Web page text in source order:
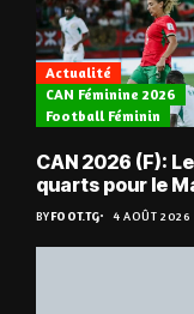
Actualité
CAN Féminine 2026
Football Féminin
CAN 2026 (F):
quarts pour le
et l’Algérie
BYFOOT.TG 4 AOÛT 2026